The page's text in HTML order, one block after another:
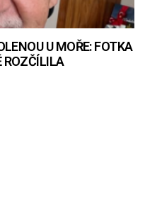
U MOŘE: FOTKA
ROZČÍLILA